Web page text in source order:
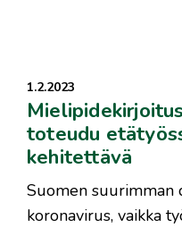
1.2.2023
toteudu
kehitettävä
Suomen
koronavirus, vaikka